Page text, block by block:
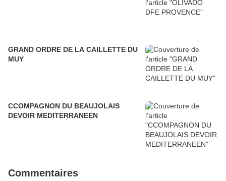
GRAND ORDRE DE LA CAILLETTE DU
MUY
CCOMPAGNON DU BEAUJOLAIS
DEVOIR MEDITERRANEEN
Commentaires